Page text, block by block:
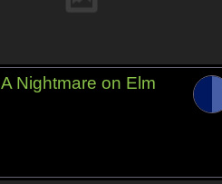
A Nightmare on Elm